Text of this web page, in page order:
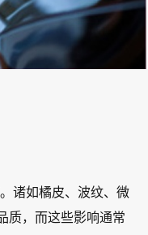
诸如橘皮、波纹、微
质，而这些影响通常